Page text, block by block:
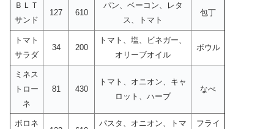
ＢＬＴ
サンド
127 610
パン、ベーコン、レタ
ス、トマト
包丁
トマト
サラダ
34 200
トマト、塩、ビネガー、
オリーブオイル
ボウル
ミネス
トロー
ネ
81 430
トマト、オニオン、キャ
ロット、ハーブ
なべ
ボロネ
パスタ、オニオン、トマ
フライ